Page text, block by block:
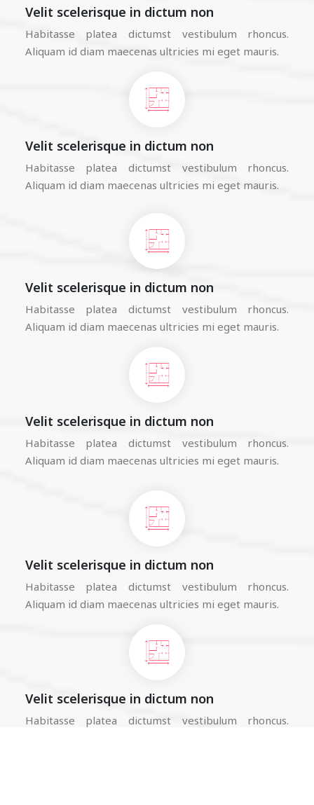
Velit scelerisque in dictum non
Habitasse platea dictumst vestibulum rhoncus.
Aliquam id diam maecenas ultricies mi eget mauris.
Velit scelerisque in dictum non
Habitasse platea dictumst vestibulum rhoncus.
Aliquam id diam maecenas ultricies mi eget mauris.
Velit scelerisque in dictum non
Habitasse platea dictumst vestibulum rhoncus.
Aliquam id diam maecenas ultricies mi eget mauris.
Velit scelerisque in dictum non
Habitasse platea dictumst vestibulum rhoncus.
Aliquam id diam maecenas ultricies mi eget mauris.
Velit scelerisque in dictum non
Habitasse platea dictumst vestibulum rhoncus.
Aliquam id diam maecenas ultricies mi eget mauris.
Velit scelerisque in dictum non
Habitasse platea dictumst vestibulum rhoncus.